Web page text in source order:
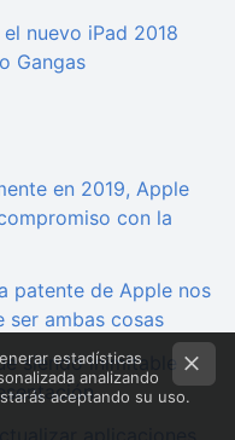
nuevo iPad 2018
Gangas
en 2019, Apple
con la
patente de Apple nos
ser ambas cosas
siendo inimitable
estadísticas
analizando
aceptando su uso.